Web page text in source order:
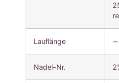
Lauflänge
Nadel-Nr.